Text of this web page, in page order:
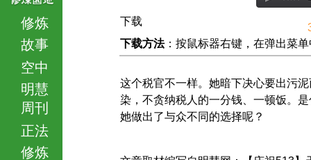
修炼
故事
空中
明慧
周刊
正法
修炼
下载
下载方法：按鼠标器右键，在弹出菜
这个税官不一样。她暗下决心要出污泥
染，不贪纳税人的一分钱、一顿饭。
她做出了与众不同的选择呢？